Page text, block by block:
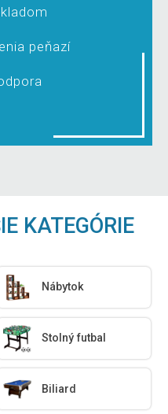
peňazí
KATEGÓRIE
Nábytok
Stolný futbal
Biliard